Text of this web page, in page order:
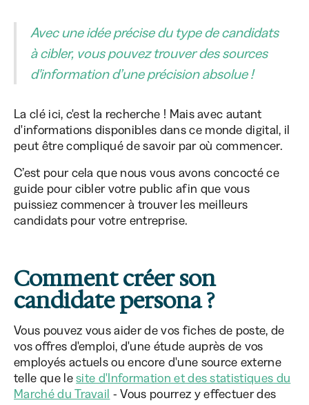
Avec une idée précise du type de candidats
à cibler, vous pouvez trouver des sources
d'information d’une précision absolue !
La clé ici, c'est la recherche ! Mais avec autant
d'informations disponibles dans ce monde digital, il
peut être compliqué de savoir par où commencer.
C’est pour cela que nous vous avons concocté ce
guide pour cibler votre public afin que vous
puissiez commencer à trouver les meilleurs
candidats pour votre entreprise.
Comment créer son
candidate persona ?
Vous pouvez vous aider de vos fiches de poste, de
vos offres d'emploi, d'une étude auprès de vos
employés actuels ou encore d'une source externe
telle que lesite d'Information et des statistiques du
Marché du Travail - Vous pourrez y effectuer des